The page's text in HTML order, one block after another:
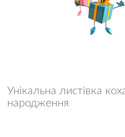
Унікальна листівка
народження